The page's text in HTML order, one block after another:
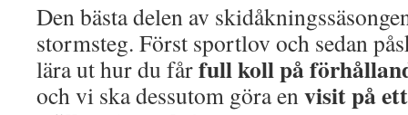
Den bästa delen av
stormsteg. Först sportlov och sedan
lära ut hur du fårfull koll på
och vi ska dessutom göra envisit på